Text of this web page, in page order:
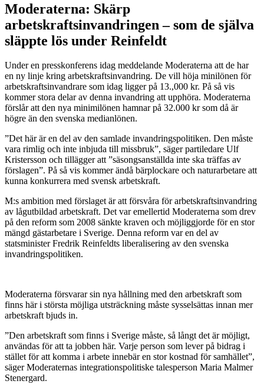
Moderaterna: Skärp
arbetskraftsinvandringen – som de själva
släppte lös under Reinfeldt
Under en presskonferens idag meddelande Moderaterna att de har
en ny linje kring arbetskraftsinvandring. De vill höja minilönen för
arbetskraftsinvandrare som idag ligger på 13.,000 kr. På så vis
kommer stora delar av denna invandring att upphöra. Moderaterna
förslår att den nya minimilönen hamnar på 32.000 kr som då är
högre än den svenska medianlönen.
”Det här är en del av den samlade invandringspolitiken. Den måste
vara rimlig och inte inbjuda till missbruk”, säger partiledare Ulf
Kristersson och tillägger att ”säsongsanställda inte ska träffas av
förslagen”. På så vis kommer ändå bärplockare och naturarbetare att
kunna konkurrera med svensk arbetskraft.
M:s ambition med förslaget är att försvåra för arbetskraftsinvandring
av lågutbildad arbetskraft. Det var emellertid Moderaterna som drev
på den reform som 2008 sänkte kraven och möjliggjorde för en stor
mängd gästarbetare i Sverige. Denna reform var en del av
statsminister Fredrik Reinfeldts liberalisering av den svenska
invandringspolitiken.
Moderaterna försvarar sin nya hållning med den arbetskraft som
finns här i största möjliga utsträckning måste sysselsättas innan mer
arbetskraft bjuds in.
”Den arbetskraft som finns i Sverige måste, så långt det är möjligt,
användas för att ta jobben här. Varje person som lever på bidrag i
stället för att komma i arbete innebär en stor kostnad för samhället”,
säger Moderaternas integrationspolitiske talesperson Maria Malmer
Stenergard.